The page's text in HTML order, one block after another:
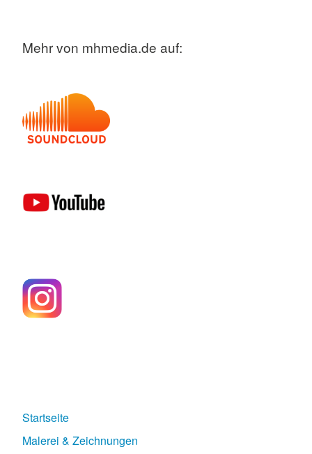
Mehr von mhmedia.de auf:
Startseite
Malerei & Zeichnungen